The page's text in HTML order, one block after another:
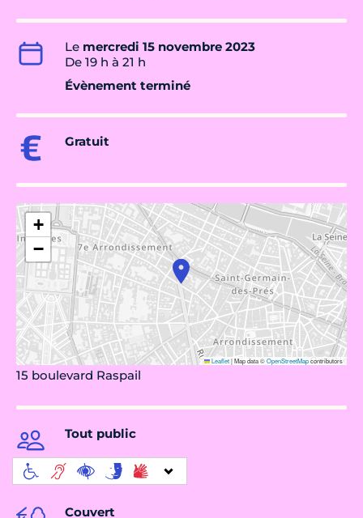
Le mercredi 15 novembre 2023
De 19 h à 21 h
Évènement terminé
Gratuit
+
−
Leaflet|Map data ©OpenStreetMapcontributors
15 boulevard Raspail
Tout public
Couvert